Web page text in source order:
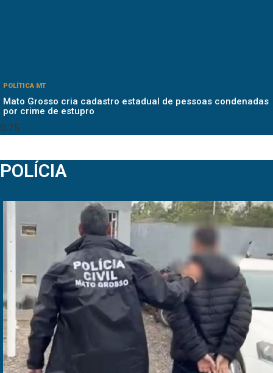
POLÍTICA MT
Mato Grosso cria cadastro estadual de pessoas condenadas
por crime de estupro
POLÍCIA